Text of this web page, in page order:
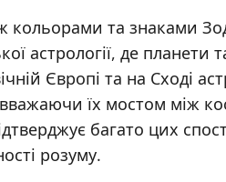
кольорами та знаками
астрології, де планети
Європі та на Сході
їх мостом між
багато цих
розуму.